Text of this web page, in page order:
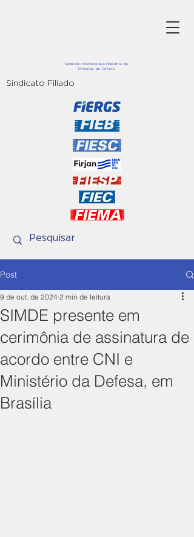
Sindicato Nacional das Indústrias de
Materiais de Defesa
Sindicato Filiado
Post
SIMDE presente em
cerimônia de assinatura de
acordo entre CNI e
Ministério da Defesa, em
Brasília
9 de out. de 2024 2 min de leitura